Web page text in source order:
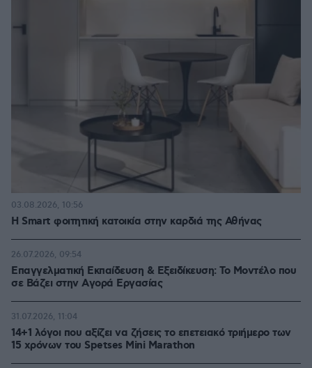
Η Smart φοιτητική κατοικία στην καρδιά της Αθήνας
03.08.2026, 10:56
Επαγγελματική Εκπαίδευση & Εξειδίκευση: Το Mοντέλο που
σε Bάζει στην Aγορά Eργασίας
26.07.2026, 09:54
14+1 λόγοι που αξίζει να ζήσεις το επετειακό τριήμερο των
15 χρόνων του Spetses Mini Marathon
31.07.2026, 11:04